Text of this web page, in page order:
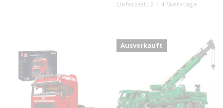
Lieferzeit: 2 - 4 Werktage
Ausverkauft